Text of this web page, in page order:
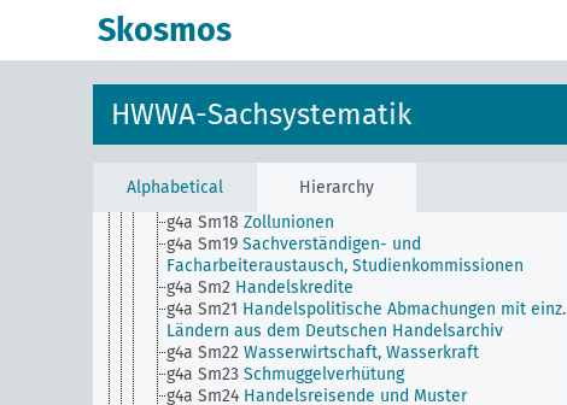
Skosmos
HWWA-Sachsystematik
Alphabetical Hierarchy
Warenaustausch
g4a Sm14 Schiffahrt (Wirtschaftspolitische
Beziehungen zu einzelnen Ländern)
g4a Sm16
Rechtspflege, Rechtsangleichung
Aufwertung in Bezug auf einzelne Länder
g4a Sm18 Zollunionen
g4a Sm19 Sachverständigen- und
Facharbeiteraustausch, Studienkommissionen
g4a Sm2 Handelskredite
g4a Sm21 Handelspolitische Abmachungen mit einz.
Ländern aus dem Deutschen Handelsarchiv
g4a Sm22 Wasserwirtschaft, Wasserkraft
g4a Sm23 Schmuggelverhütung
g4a Sm24 Handelsreisende und Muster